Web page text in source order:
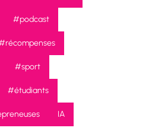
#podcast
#sport
#étudiants
IA